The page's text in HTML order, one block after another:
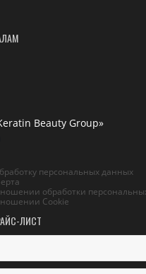
Beauty Group»
персональных данных
обработки
Cookie
ЛИСТ